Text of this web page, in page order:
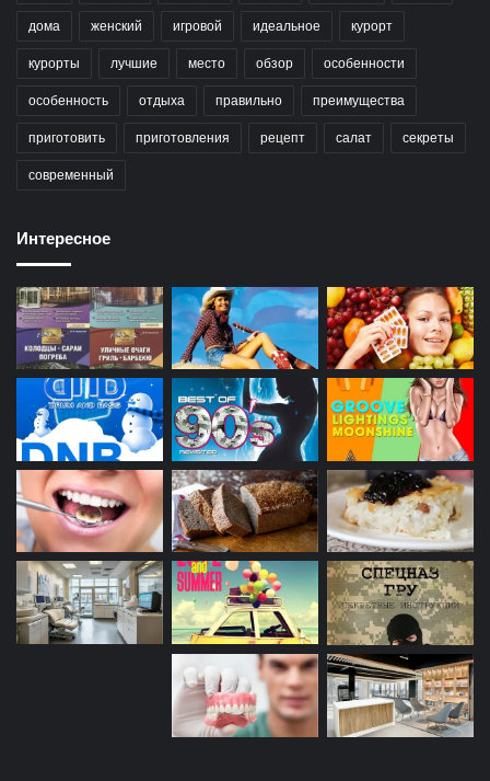
дома женский игровой идеальное курорт
курорты лучшие место обзор особенности
особенность отдыха правильно преимущества
приготовить приготовления рецепт салат секреты
современный
Интересное